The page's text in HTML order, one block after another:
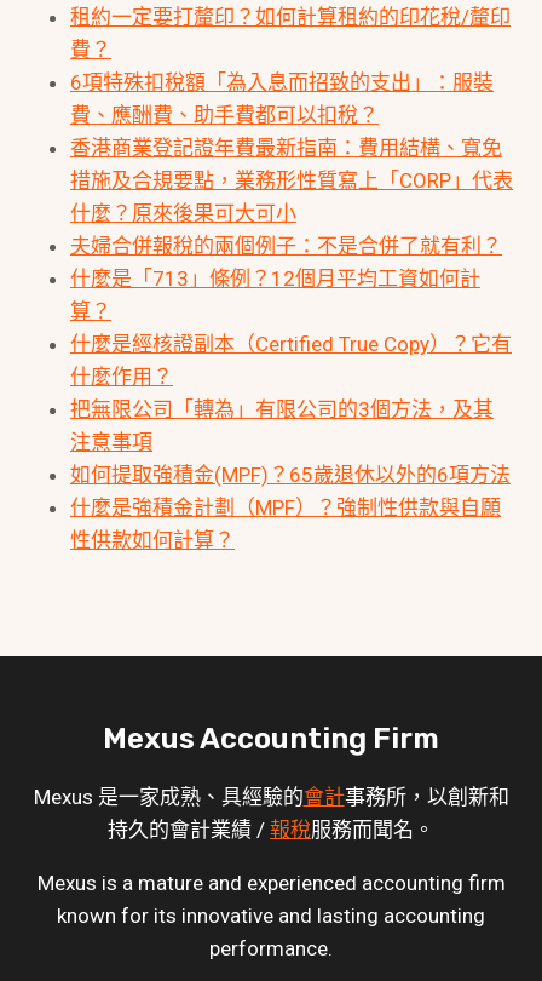
租約一定要打釐印？如何計算租約的印花稅/釐印
費？
6項特殊扣稅額「為入息而招致的支出」：服裝
費、應酬費、助手費都可以扣稅？
香港商業登記證年費最新指南：費用結構、寬免
措施及合規要點，業務形性質寫上「CORP」代表
什麼？原來後果可大可小
夫婦合併報稅的兩個例子：不是合併了就有利？
什麼是「713」條例？12個月平均工資如何計
算？
什麼是經核證副本（Certified True Copy）？它有
什麼作用？
把無限公司「轉為」有限公司的3個方法，及其
注意事項
如何提取強積金(MPF)？65歲退休以外的6項方法
什麼是強積金計劃（MPF）？強制性供款與自願
性供款如何計算？
Mexus Accounting Firm
Mexus 是一家成熟、具經驗的會計事務所，以創新和
持久的會計業績 / 報稅服務而聞名。
Mexus is a mature and experienced accounting firm
known for its innovative and lasting accounting
performance.